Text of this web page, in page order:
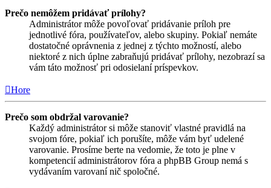
Prečo nemôžem pridávať prílohy?
Administrátor môže povoľovať pridávanie príloh pre
jednotlivé fóra, používateľov, alebo skupiny. Pokiaľ nemáte
dostatočné oprávnenia z jednej z týchto možností, alebo
niektoré z nich úplne zabraňujú pridávať prílohy, nezobrazí sa
vám táto možnosť pri odosielaní príspevkov.
Hore
Prečo som obdržal varovanie?
Každý administrátor si môže stanoviť vlastné pravidlá na
svojom fóre, pokiaľ ich porušíte, môže vám byť udelené
varovanie. Prosíme berte na vedomie, že toto je plne v
kompetencií administrátorov fóra a phpBB Group nemá s
vydávaním varovaní nič spoločné.